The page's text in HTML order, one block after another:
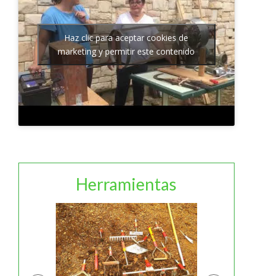
Haz clic para aceptar cookies de
marketing y permitir este contenido
Herramientas